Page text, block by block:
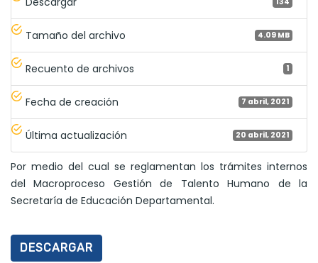
Tamaño del archivo 4.09 MB
Recuento de archivos 1
Fecha de creación 7 abril, 2021
Última actualización 20 abril, 2021
Por medio del cual se reglamentan los trámites internos
del Macroproceso Gestión de Talento Humano de la
Secretaría de Educación Departamental.
DESCARGAR